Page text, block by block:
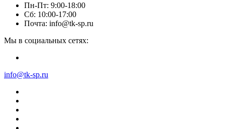
Пн-Пт: 9:00-18:00
Сб: 10:00-17:00
Почта: info@tk-sp.ru
Мы в социальных сетях:
info@tk-sp.ru